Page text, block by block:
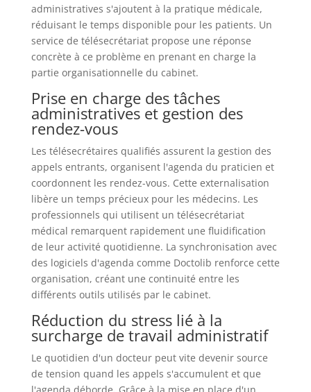
administratives s'ajoutent à la pratique médicale,
réduisant le temps disponible pour les patients. Un
service de télésecrétariat propose une réponse
concrète à ce problème en prenant en charge la
partie organisationnelle du cabinet.
Prise en charge des tâches
administratives et gestion des
rendez-vous
Les télésecrétaires qualifiés assurent la gestion des
appels entrants, organisent l'agenda du praticien et
coordonnent les rendez-vous. Cette externalisation
libère un temps précieux pour les médecins. Les
professionnels qui utilisent un télésecrétariat
médical remarquent rapidement une fluidification
de leur activité quotidienne. La synchronisation avec
des logiciels d'agenda comme Doctolib renforce cette
organisation, créant une continuité entre les
différents outils utilisés par le cabinet.
Réduction du stress lié à la
surcharge de travail administratif
Le quotidien d'un docteur peut vite devenir source
de tension quand les appels s'accumulent et que